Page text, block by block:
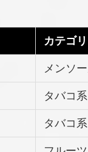
カテゴリ
メンソ
タバコ系
タバコ系